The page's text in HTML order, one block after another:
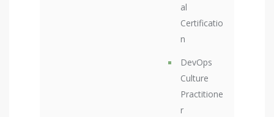
al
Certificatio
n
DevOps
Culture
Practitione
r